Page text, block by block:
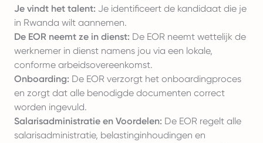
Je vindt het talent: Je identificeert de kandidaat die je
in Rwanda wilt aannemen.
De EOR neemt ze in dienst: De EOR neemt wettelijk de
werknemer in dienst namens jou via een lokale,
conforme arbeidsovereenkomst.
Onboarding: De EOR verzorgt het onboardingproces
en zorgt dat alle benodigde documenten correct
worden ingevuld.
Salarisadministratie en Voordelen: De EOR regelt alle
salarisadministratie, belastinginhoudingen en